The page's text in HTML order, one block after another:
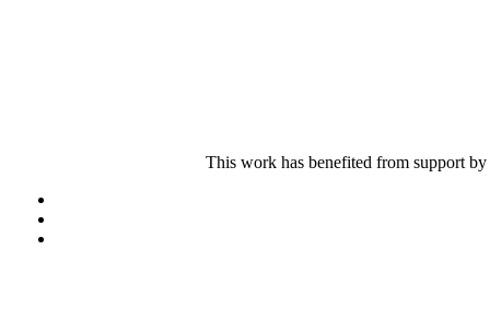
This work has benefited from support